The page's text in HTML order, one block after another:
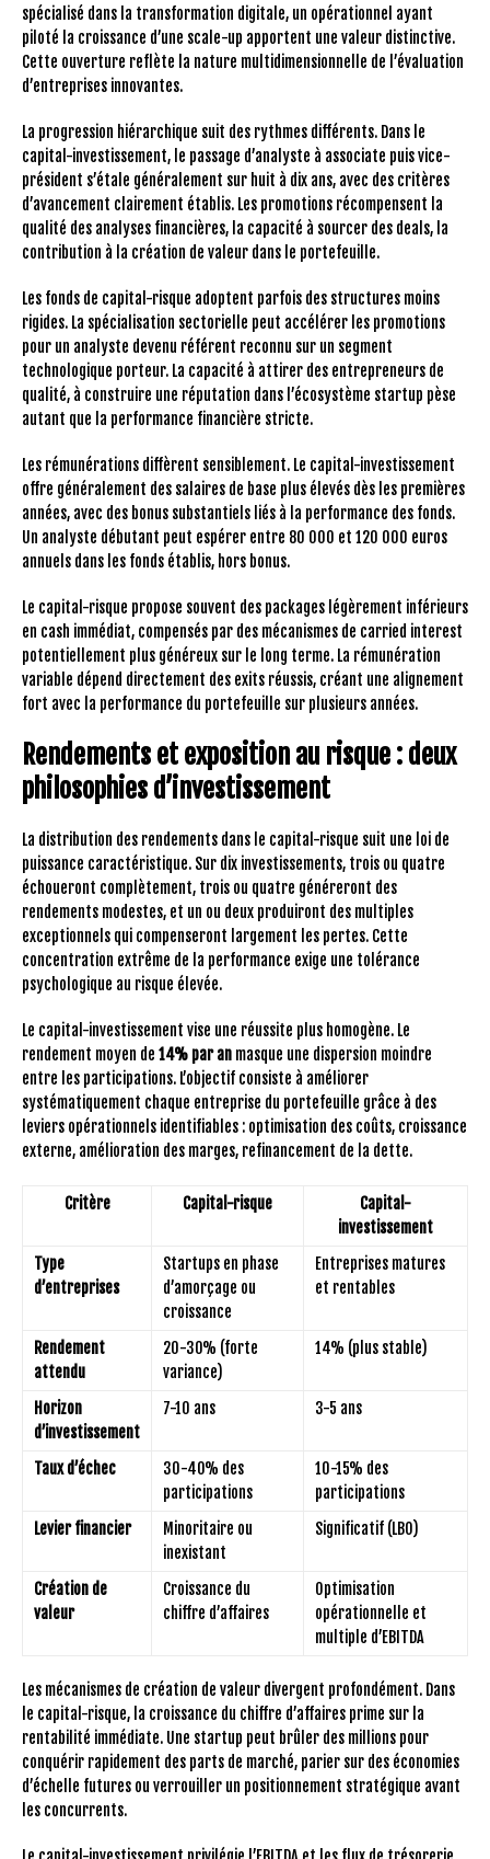
spécialisé dans la transformation digitale, un opérationnel ayant
piloté la croissance d’une scale-up apportent une valeur distinctive.
Cette ouverture reflète la nature multidimensionnelle de l’évaluation
d’entreprises innovantes.
La progression hiérarchique suit des rythmes différents. Dans le
capital-investissement, le passage d’analyste à associate puis vice-
président s’étale généralement sur huit à dix ans, avec des critères
d’avancement clairement établis. Les promotions récompensent la
qualité des analyses financières, la capacité à sourcer des deals, la
contribution à la création de valeur dans le portefeuille.
Les fonds de capital-risque adoptent parfois des structures moins
rigides. La spécialisation sectorielle peut accélérer les promotions
pour un analyste devenu référent reconnu sur un segment
technologique porteur. La capacité à attirer des entrepreneurs de
qualité, à construire une réputation dans l’écosystème startup pèse
autant que la performance financière stricte.
Les rémunérations diffèrent sensiblement. Le capital-investissement
offre généralement des salaires de base plus élevés dès les premières
années, avec des bonus substantiels liés à la performance des fonds.
Un analyste débutant peut espérer entre 80 000 et 120 000 euros
annuels dans les fonds établis, hors bonus.
Le capital-risque propose souvent des packages légèrement inférieurs
en cash immédiat, compensés par des mécanismes de carried interest
potentiellement plus généreux sur le long terme. La rémunération
variable dépend directement des exits réussis, créant une alignement
fort avec la performance du portefeuille sur plusieurs années.
Rendements et exposition au risque : deux
philosophies d’investissement
La distribution des rendements dans le capital-risque suit une loi de
puissance caractéristique. Sur dix investissements, trois ou quatre
échoueront complètement, trois ou quatre généreront des
rendements modestes, et un ou deux produiront des multiples
exceptionnels qui compenseront largement les pertes. Cette
concentration extrême de la performance exige une tolérance
psychologique au risque élevée.
Le capital-investissement vise une réussite plus homogène. Le
rendement moyen de 14% par an masque une dispersion moindre
entre les participations. L’objectif consiste à améliorer
systématiquement chaque entreprise du portefeuille grâce à des
leviers opérationnels identifiables : optimisation des coûts, croissance
externe, amélioration des marges, refinancement de la dette.
Critère Capital-risque
Capital-
investissement
Type
d’entreprises
Startups en phase
d’amorçage ou
croissance
Entreprises matures
et rentables
Rendement
attendu
20-30% (forte
variance)
14% (plus stable)
Horizon
d’investissement
7-10 ans 3-5 ans
Taux d’échec
30-40% des
participations
10-15% des
participations
Levier financier
Minoritaire ou
inexistant
Significatif (LBO)
Création de
valeur
Croissance du
chiffre d’affaires
Optimisation
opérationnelle et
multiple d’EBITDA
Les mécanismes de création de valeur divergent profondément. Dans
le capital-risque, la croissance du chiffre d’affaires prime sur la
rentabilité immédiate. Une startup peut brûler des millions pour
conquérir rapidement des parts de marché, parier sur des économies
d’échelle futures ou verrouiller un positionnement stratégique avant
les concurrents.